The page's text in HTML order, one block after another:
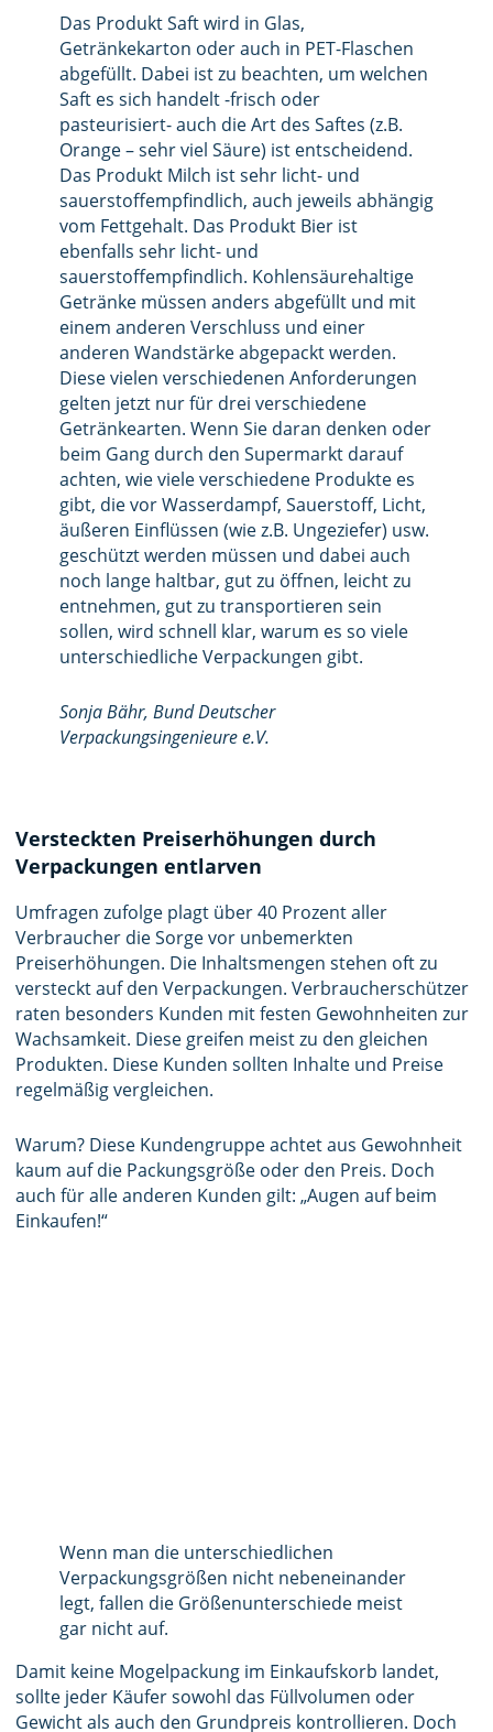
Das Produkt Saft wird in Glas,
Getränkekarton oder auch in PET-Flaschen
abgefüllt. Dabei ist zu beachten, um welchen
Saft es sich handelt -frisch oder
pasteurisiert- auch die Art des Saftes (z.B.
Orange – sehr viel Säure) ist entscheidend.
Das Produkt Milch ist sehr licht- und
sauerstoffempfindlich, auch jeweils abhängig
vom Fettgehalt. Das Produkt Bier ist
ebenfalls sehr licht- und
sauerstoffempfindlich. Kohlensäurehaltige
Getränke müssen anders abgefüllt und mit
einem anderen Verschluss und einer
anderen Wandstärke abgepackt werden.
Diese vielen verschiedenen Anforderungen
gelten jetzt nur für drei verschiedene
Getränkearten. Wenn Sie daran denken oder
beim Gang durch den Supermarkt darauf
achten, wie viele verschiedene Produkte es
gibt, die vor Wasserdampf, Sauerstoff, Licht,
äußeren Einflüssen (wie z.B. Ungeziefer) usw.
geschützt werden müssen und dabei auch
noch lange haltbar, gut zu öffnen, leicht zu
entnehmen, gut zu transportieren sein
sollen, wird schnell klar, warum es so viele
unterschiedliche Verpackungen gibt.
Sonja Bähr, Bund Deutscher
Verpackungsingenieure e.V.
Versteckten Preiserhöhungen durch
Verpackungen entlarven
Umfragen zufolge plagt über 40 Prozent aller
Verbraucher die Sorge vor unbemerkten
Preiserhöhungen. Die Inhaltsmengen stehen oft zu
versteckt auf den Verpackungen. Verbraucherschützer
raten besonders Kunden mit festen Gewohnheiten zur
Wachsamkeit. Diese greifen meist zu den gleichen
Produkten. Diese Kunden sollten Inhalte und Preise
regelmäßig vergleichen.
Warum? Diese Kundengruppe achtet aus Gewohnheit
kaum auf die Packungsgröße oder den Preis. Doch
auch für alle anderen Kunden gilt: „Augen auf beim
Einkaufen!“
Wenn man die unterschiedlichen
Verpackungsgrößen nicht nebeneinander
legt, fallen die Größenunterschiede meist
gar nicht auf.
Damit keine Mogelpackung im Einkaufskorb landet,
sollte jeder Käufer sowohl das Füllvolumen oder
Gewicht als auch den Grundpreis kontrollieren. Doch